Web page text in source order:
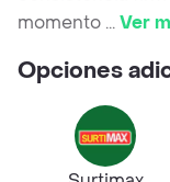
momento ...Ver
Opciones